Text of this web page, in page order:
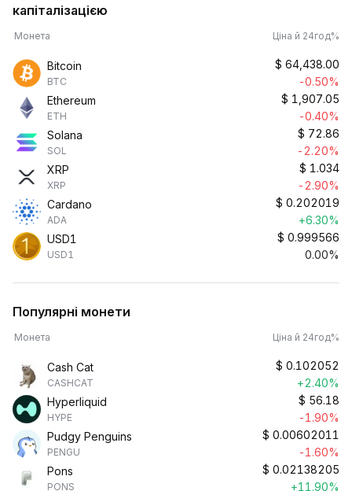
капіталізацією
Монета Ціна й 24год%
Bitcoin
BTC
$ 64,438.00
-0.50%
Ethereum
ETH
$ 1,907.05
-0.40%
Solana
SOL
$ 72.86
-2.20%
XRP
XRP
$ 1.034
-2.90%
Cardano
ADA
$ 0.202019
+6.30%
USD1
USD1
$ 0.999566
0.00%
Популярні монети
Монета Ціна й 24год%
Cash Cat
CASHCAT
$ 0.102052
+2.40%
Hyperliquid
HYPE
$ 56.18
-1.90%
Pudgy Penguins
PENGU
$ 0.00602011
-1.60%
Pons
PONS
$ 0.02138205
+11.90%